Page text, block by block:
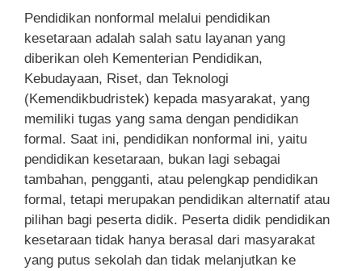
Pendidikan nonformal melalui pendidikan
kesetaraan adalah salah satu layanan yang
diberikan oleh Kementerian Pendidikan,
Kebudayaan, Riset, dan Teknologi
(Kemendikbudristek) kepada masyarakat, yang
memiliki tugas yang sama dengan pendidikan
formal. Saat ini, pendidikan nonformal ini, yaitu
pendidikan kesetaraan, bukan lagi sebagai
tambahan, pengganti, atau pelengkap pendidikan
formal, tetapi merupakan pendidikan alternatif atau
pilihan bagi peserta didik. Peserta didik pendidikan
kesetaraan tidak hanya berasal dari masyarakat
yang putus sekolah dan tidak melanjutkan ke